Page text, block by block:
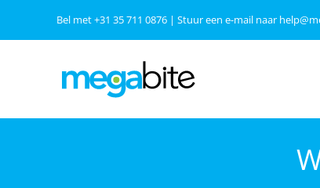
Bel met+31 35 711 0876| Stuur een e-mail naar